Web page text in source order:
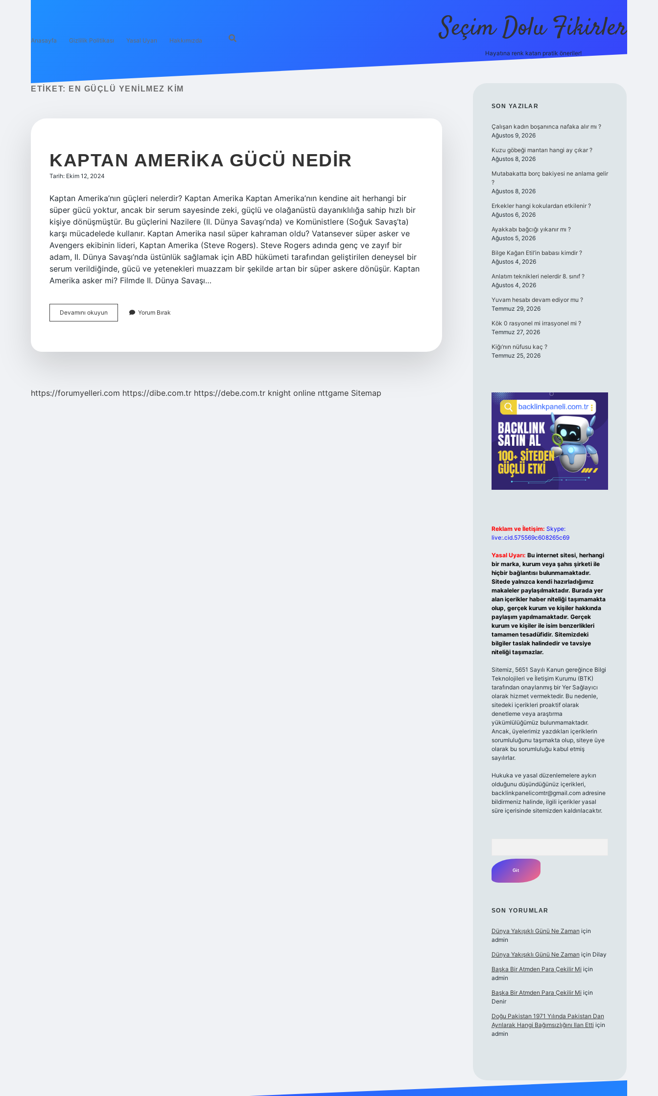
Anasayfa Gizlilik Politikası Yasal Uyarı Hakkımızda Seçim Dolu Fikirler
Hayatına renk katan pratik öneriler!
ETIKET: EN GÜÇLÜ YENILMEZ KIM
KAPTAN AMERIKA GÜCÜ NEDIR
Tarih: Ekim 12, 2024
Kaptan Amerika’nın güçleri nelerdir? Kaptan Amerika Kaptan Amerika’nın kendine ait herhangi bir
süper gücü yoktur, ancak bir serum sayesinde zeki, güçlü ve olağanüstü dayanıklılığa sahip hızlı bir
kişiye dönüşmüştür. Bu güçlerini Nazilere (II. Dünya Savaşı’nda) ve Komünistlere (Soğuk Savaş’ta)
karşı mücadelede kullanır. Kaptan Amerika nasıl süper kahraman oldu? Vatansever süper asker ve
Avengers ekibinin lideri, Kaptan Amerika (Steve Rogers). Steve Rogers adında genç ve zayıf bir
adam, II. Dünya Savaşı’nda üstünlük sağlamak için ABD hükümeti tarafından geliştirilen deneysel bir
serum verildiğinde, gücü ve yetenekleri muazzam bir şekilde artan bir süper askere dönüşür. Kaptan
Amerika asker mi? Filmde II. Dünya Savaşı…
Devamını okuyun
Amerika
Yorum Bırak
https://forumyelleri.com https://dibe.com.tr https://debe.com.tr knight online nttgame Sitemap
SIDEBAR
SON YAZILAR
Çalışan kadın boşanınca nafaka alır mı ?
Ağustos 9, 2026
Kuzu göbeği mantarı hangi ay çıkar ?
Ağustos 8, 2026
Mutabakatta borç bakiyesi ne anlama gelir
?
Ağustos 8, 2026
Erkekler hangi kokulardan etkilenir ?
Ağustos 6, 2026
Ayakkabı bağcığı yıkanır mı ?
Ağustos 5, 2026
Bilge Kağan Etil’in babası kimdir ?
Ağustos 4, 2026
Anlatım teknikleri nelerdir 8. sınıf ?
Ağustos 4, 2026
Yuvam hesabı devam ediyor mu ?
Temmuz 29, 2026
Kök 0 rasyonel mi irrasyonel mi ?
Temmuz 27, 2026
Kiğı’nın nüfusu kaç ?
Temmuz 25, 2026
Reklam ve İletişim: Skype:
live:.cid.575569c608265c69
Yasal Uyarı: Bu internet sitesi, herhangi
bir marka, kurum veya şahıs şirketi ile
hiçbir bağlantısı bulunmamaktadır.
Sitede yalnızca kendi hazırladığımız
makaleler paylaşılmaktadır. Burada yer
alan içerikler haber niteliği taşımamakta
olup, gerçek kurum ve kişiler hakkında
paylaşım yapılmamaktadır. Gerçek
kurum ve kişiler ile isim benzerlikleri
tamamen tesadüfidir. Sitemizdeki
bilgiler taslak halindedir ve tavsiye
niteliği taşımazlar.
Sitemiz, 5651 Sayılı Kanun gereğince Bilgi
Teknolojileri ve İletişim Kurumu (BTK)
tarafından onaylanmış bir Yer Sağlayıcı
olarak hizmet vermektedir. Bu nedenle,
sitedeki içerikleri proaktif olarak
denetleme veya araştırma
yükümlülüğümüz bulunmamaktadır.
Ancak, üyelerimiz yazdıkları içeriklerin
sorumluluğunu taşımakta olup, siteye üye
olarak bu sorumluluğu kabul etmiş
sayılırlar.
Hukuka ve yasal düzenlemelere aykırı
olduğunu düşündüğünüz içerikleri,
backlinkpanelicomtr@gmail.comadresine
bildirmeniz halinde, ilgili içerikler yasal
süre içerisinde sitemizden kaldırılacaktır.
SON YORUMLAR
Dünya Yakışıklı Günü Ne Zaman için
admin
Dünya Yakışıklı Günü Ne Zaman için Dilay
Başka Bir Atmden Para Çekilir Mi için
admin
Başka Bir Atmden Para Çekilir Mi için
Denir
Doğu Pakistan 1971 Yılında Pakistan Dan
Ayrılarak Hangi Bağımsızlığını Ilan Etti için
admin